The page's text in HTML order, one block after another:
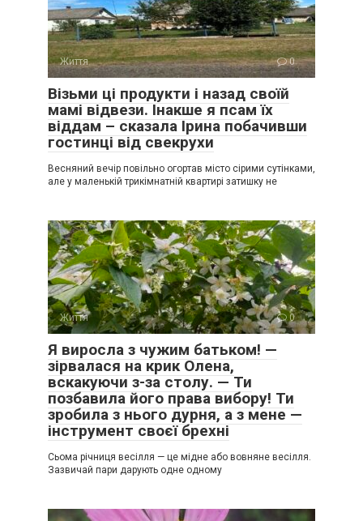
Життя 0
Візьми ці продукти і назад своїй
мамі відвези. Інакше я псам їх
віддам – сказала Ірина побачивши
гостинці від свекрухи
Весняний вечір повільно огортав місто сірими сутінками,
але у маленькій трикімнатній квартирі затишку не
Життя 0
Я виросла з чужим батьком! —
зірвалася на крик Олена,
вскакуючи з-за столу. — Ти
позбавила його права вибору! Ти
зробила з нього дурня, а з мене —
інструмент своєї брехні
Сьома річниця весілля — це мідне або вовняне весілля.
Зазвичай пари дарують одне одному